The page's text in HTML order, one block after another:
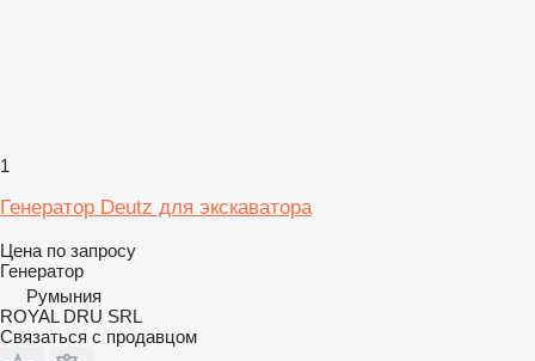
1
Генератор Deutz для экскаватора
Цена по запросу
Генератор
Румыния
ROYAL DRU SRL
Связаться с продавцом